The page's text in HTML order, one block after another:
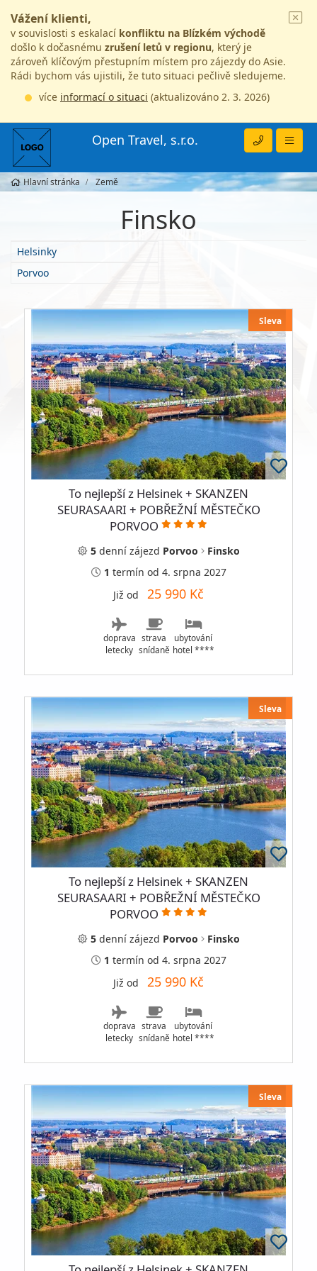
Vážení klienti,
v souvislosti s eskalací konfliktu na Blízkém východě
došlo k dočasnému zrušení letů v regionu, který je
zároveň klíčovým přestupním místem pro zájezdy do Asie.
Rádi bychom vás ujistili, že tuto situaci pečlivě sledujeme.
více informací o situaci (aktualizováno 2. 3. 2026)
Open Travel, s.r.o.
Hlavní stránka Země
Finsko
Helsinky
Porvoo
Sleva
To nejlepší z Helsinek + SKANZEN
SEURASAARI + POBŘEŽNÍ MĚSTEČKO
PORVOO
5dennízájezd Porvoo
Finsko
1 termín od 4. srpna 2027
Již od 25 990 Kč
doprava
letecky
strava
snídaně
ubytování
hotel ****
Sleva
To nejlepší z Helsinek + SKANZEN
SEURASAARI + POBŘEŽNÍ MĚSTEČKO
PORVOO
5dennízájezd Porvoo
Finsko
1 termín od 4. srpna 2027
Již od 25 990 Kč
doprava
letecky
strava
snídaně
ubytování
hotel ****
Sleva